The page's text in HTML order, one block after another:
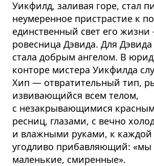
Уикфилд, заливая горе, стал
неумеренное пристрастие к
единственный свет его
ровесница Дэвида. Для
стала добрым ангелом. В
конторе мистера Уикфилда
Хип — отвратительный тип,
извивающийся всем телом,
с незакрывающимися
ресниц, глазами, с вечно
и влажными руками, к каждой
угодливо прибавляющий:
маленькие, смиренные».